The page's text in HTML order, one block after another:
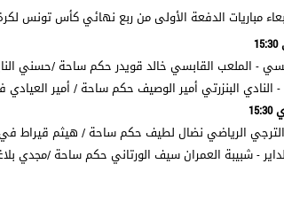
مباريات الدفعة الأولى من ربع نهائي كأس تونس
- الملعب القابسي خالد قويدر حكم ساحة /حسني
البنزرتي أمير الوصيف حكم ساحة / أمير العيادي
الرياضي نضال لطيف حكم ساحة / هيثم قيراط في
- شبيبة العمران سيف الورتاني حكم ساحة /مجدي